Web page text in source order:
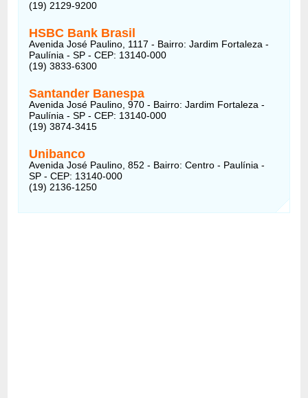
(19) 2129-9200
HSBC Bank Brasil
Avenida José Paulino, 1117 - Bairro: Jardim Fortaleza -
Paulínia - SP - CEP: 13140-000
(19) 3833-6300
Santander Banespa
Avenida José Paulino, 970 - Bairro: Jardim Fortaleza -
Paulínia - SP - CEP: 13140-000
(19) 3874-3415
Unibanco
Avenida José Paulino, 852 - Bairro: Centro - Paulínia -
SP - CEP: 13140-000
(19) 2136-1250